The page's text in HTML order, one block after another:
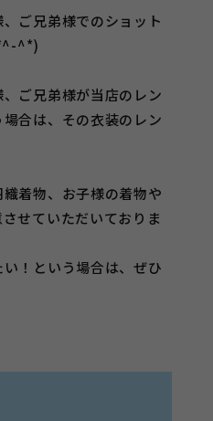
ご兄弟様でのショット
^*)
ご兄弟様が当店のレン
合は、その衣装のレン
着物、お子様の着物や
せていただいておりま
！という場合は、ぜひ